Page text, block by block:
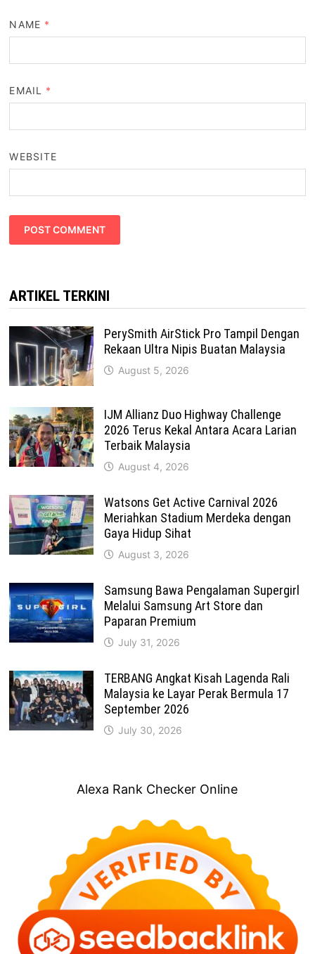
NAME *
EMAIL *
WEBSITE
ARTIKEL TERKINI
PerySmith AirStick Pro Tampil Dengan
Rekaan Ultra Nipis Buatan Malaysia
August 5, 2026
IJM Allianz Duo Highway Challenge
2026 Terus Kekal Antara Acara Larian
Terbaik Malaysia
August 4, 2026
Watsons Get Active Carnival 2026
Meriahkan Stadium Merdeka dengan
Gaya Hidup Sihat
August 3, 2026
Samsung Bawa Pengalaman Supergirl
Melalui Samsung Art Store dan
Paparan Premium
July 31, 2026
TERBANG Angkat Kisah Lagenda Rali
Malaysia ke Layar Perak Bermula 17
September 2026
July 30, 2026
Alexa Rank Checker Online